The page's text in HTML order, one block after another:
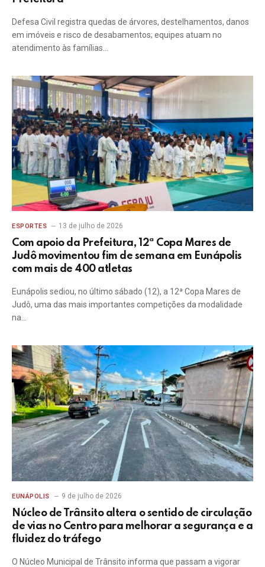
Defesa Civil registra quedas de árvores, destelhamentos, danos
em imóveis e risco de desabamentos; equipes atuam no
atendimento às famílias…
ESPORTES 13 de julho de 2026
Com apoio da Prefeitura, 12ª Copa Mares de
Judô movimentou fim de semana em Eunápolis
com mais de 400 atletas
Eunápolis sediou, no último sábado (12), a 12ª Copa Mares de
Judô, uma das mais importantes competições da modalidade
na…
EUNÁPOLIS 9 de julho de 2026
Núcleo de Trânsito altera o sentido de circulação
de vias no Centro para melhorar a segurança e a
fluidez do tráfego
O Núcleo Municipal de Trânsito informa que passam a vigorar